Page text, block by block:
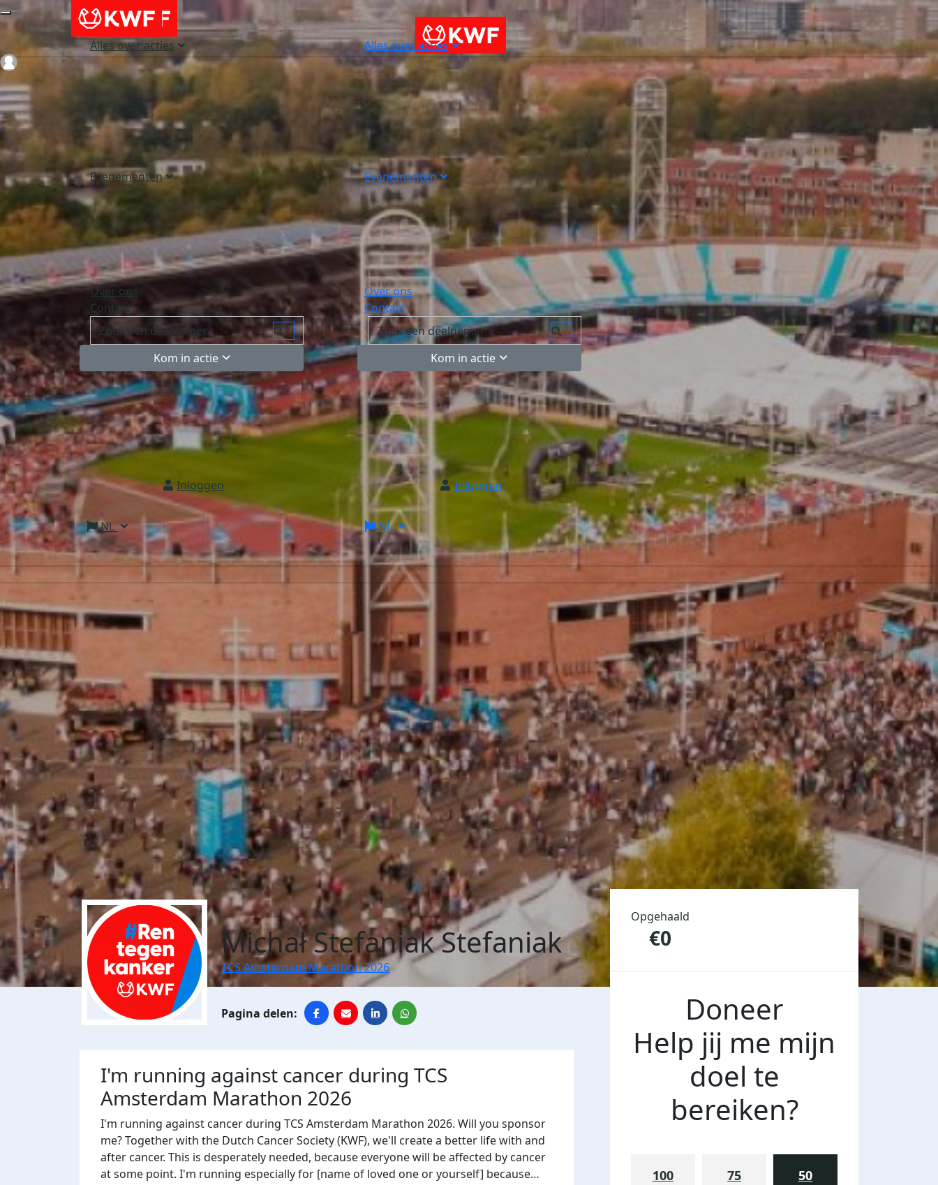
Alles over acties
Evenementen
Over ons
Contact
Kom in actie
Inloggen
NL
Alles over acties
Evenementen
Over ons
Contact
Kom in actie
Inloggen
NL
Login
Michał Stefaniak Stefaniak
TCS Amsterdam Marathon 2026
I'm running against cancer during TCS
Amsterdam Marathon 2026
I'm running against cancer during TCS Amsterdam Marathon 2026. Will you sponsor
me? Together with the Dutch Cancer Society (KWF), we'll create a better life with and
after cancer. This is desperately needed, because everyone will be affected by cancer
at some point. I'm running especially for [name of loved one or yourself] because…
Opgehaald
€0
Doneer
Help jij me mijn
doel te
bereiken?
100 75 50